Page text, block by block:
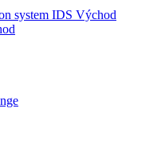
system IDS Východ